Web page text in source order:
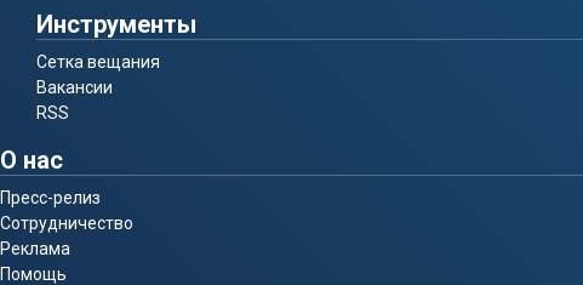
Инструменты
Сетка вещания
Вакансии
RSS
О нас
Пресс-релиз
Сотрудничество
Реклама
Помощь